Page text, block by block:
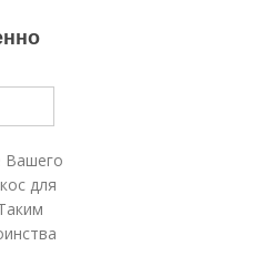
Вашего
для